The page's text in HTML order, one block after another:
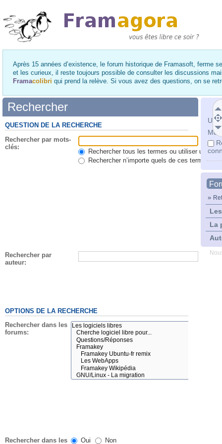
Après 15 années d’existence, le forum historique de Framasoft, ferme
et les curieux, il reste toujours possible de consulter les discussions
Framacolibri qui prend la relève. Si vous avez des questions, on se
Mot
»
La
Rechercher
QUESTION DE LA RECHERCHE
Rechercher par mots-
clés:
Rechercher tous les termes ou utiliser une
Rechercher n’importe quels de ces termes
Rechercher par
auteur:
OPTIONS DE LA RECHERCHE
Rechercher dans les
forums:
Rechercher dans les Oui Non